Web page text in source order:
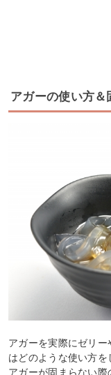
アガーの使い方＆
アガーを実際にゼリ
はどのような使い方
アガーが固まらない